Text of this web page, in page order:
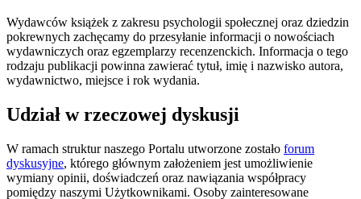
Wydawców książek z zakresu psychologii społecznej oraz dziedzin
pokrewnych zachęcamy do przesyłanie informacji o nowościach
wydawniczych oraz egzemplarzy recenzenckich. Informacja o tego
rodzaju publikacji powinna zawierać tytuł, imię i nazwisko autora,
wydawnictwo, miejsce i rok wydania.
Udział w rzeczowej dyskusji
W ramach struktur naszego Portalu utworzone zostało forum
dyskusyjne, którego głównym założeniem jest umożliwienie
wymiany opinii, doświadczeń oraz nawiązania współpracy
pomiędzy naszymi Użytkownikami. Osoby zainteresowane